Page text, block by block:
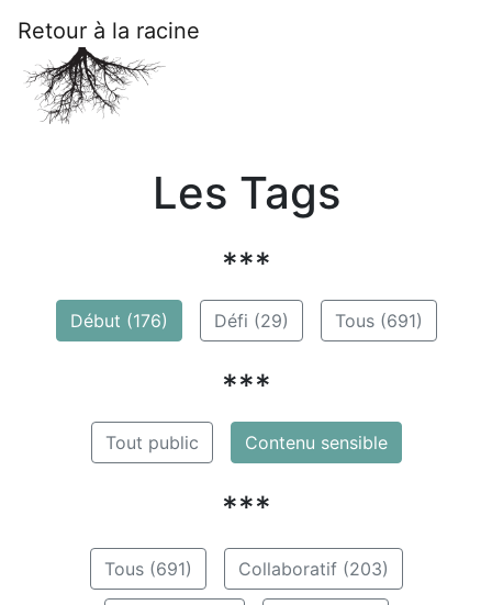
Retour à la racine
Les Tags
***
Début (176) Défi (29) Tous (691)
***
Tout public Contenu sensible
***
Tous (691) Collaboratif (203)